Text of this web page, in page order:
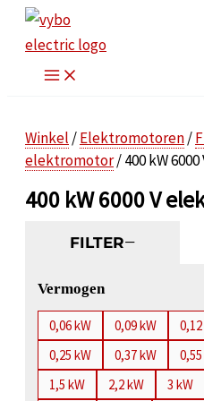
naar
Winkel /Elektromotoren/
elektromotor/ 400 kW
400 kW 6000 V
FILTER
Vermogen
0,06 kW 0,09 kW
0,25 kW
0,37 kW
1,5 kW
2,2 kW 3 kW